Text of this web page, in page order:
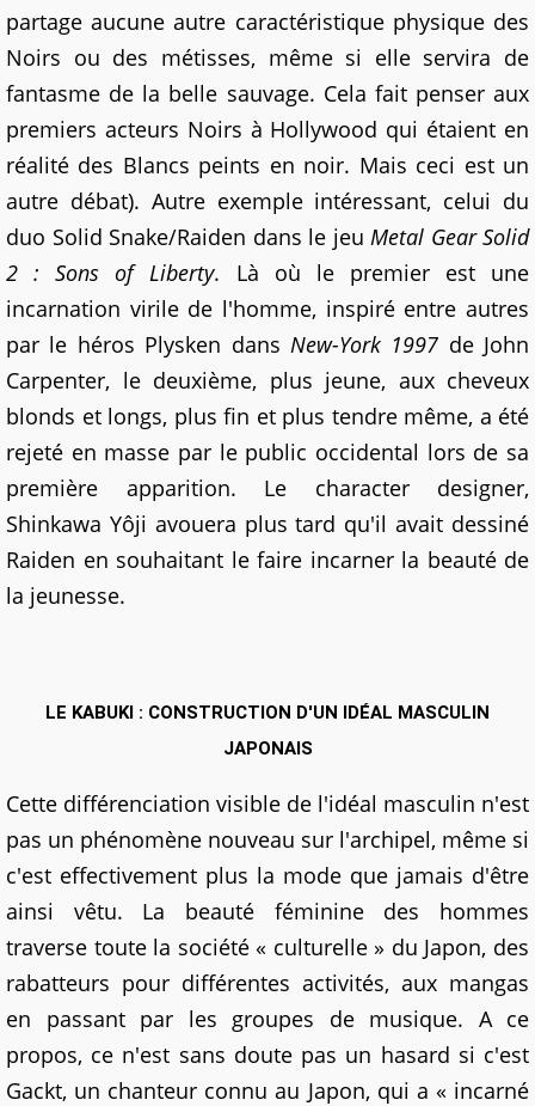
partage aucune autre caractéristique physique des
Noirs ou des métisses, même si elle servira de
fantasme de la belle sauvage. Cela fait penser aux
premiers acteurs Noirs à Hollywood qui étaient en
réalité des Blancs peints en noir. Mais ceci est un
autre débat). Autre exemple intéressant, celui du
duo Solid Snake/Raiden dans le jeu Metal Gear Solid
2 : Sons of Liberty. Là où le premier est une
incarnation virile de l'homme, inspiré entre autres
par le héros Plysken dans New-York 1997 de John
Carpenter, le deuxième, plus jeune, aux cheveux
blonds et longs, plus fin et plus tendre même, a été
rejeté en masse par le public occidental lors de sa
première apparition. Le character designer,
Shinkawa Yôji avouera plus tard qu'il avait dessiné
Raiden en souhaitant le faire incarner la beauté de
la jeunesse.
LE KABUKI : CONSTRUCTION D'UN IDÉAL MASCULIN
JAPONAIS
Cette différenciation visible de l'idéal masculin n'est
pas un phénomène nouveau sur l'archipel, même si
c'est effectivement plus la mode que jamais d'être
ainsi vêtu. La beauté féminine des hommes
traverse toute la société « culturelle » du Japon, des
rabatteurs pour différentes activités, aux mangas
en passant par les groupes de musique. A ce
propos, ce n'est sans doute pas un hasard si c'est
Gackt, un chanteur connu au Japon, qui a « incarné